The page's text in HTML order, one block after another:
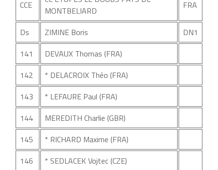
CCE
MONTBELIARD
FRA
Ds ZIMINE Boris
DN1
141
DEVAUX Thomas (FRA)
142
* DELACROIX Théo (FRA)
143
* LEFAURE Paul (FRA)
144
MEREDITH Charlie (GBR)
145
* RICHARD Maxime (FRA)
146
* SEDLACEK Vojtec (CZE)